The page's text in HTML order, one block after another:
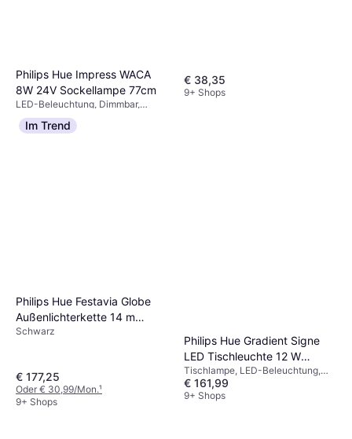
Philips Hue Impress WACA
8W 24V Sockellampe 77cm
LED-Beleuchtung, Dimmbar,
Schwarz, Metall, Glas, IP-
Schutzart: IP44
€ 158,90
9+ Shops
€ 38,35
9+ Shops
Im Trend
Philips Hue Festavia Globe
Außenlichterkette 14 m
Schwarz Lichterkette
Schwarz
€ 177,25
Oder € 30,99/Mon.¹
9+ Shops
Philips Hue Gradient Signe
LED Tischleuchte 12 W
Tischlampe 55.3cm
Tischlampe, LED-Beleuchtung,
Dimmbar, Weiß, Aluminium, IP-
Schutzart: IP20
€ 161,99
9+ Shops